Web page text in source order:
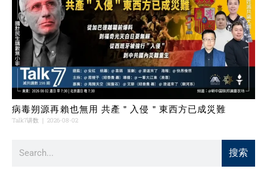
病毒朔源再賴也無用 共產＂入侵＂東西方已成災難
Talk7讲数 2026-08-02
搜索